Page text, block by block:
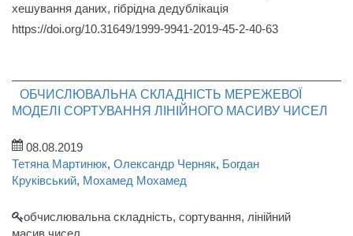
хешування даних, гібрідна дедублікація
https://doi.org/10.31649/1999-9941-2019-45-2-40-63
ОБЧИСЛЮВАЛЬНА СКЛАДНІСТЬ МЕРЕЖЕВОЇ
МОДЕЛІ СОРТУВАННЯ ЛІНІЙНОГО МАСИВУ ЧИСЕЛ
08.08.2019
Тетяна Мартинюк, Олександр Черняк, Богдан
Круківський, Мохамед Мохамед
обчислювальна складність, сортування, лінійний
масив чисел